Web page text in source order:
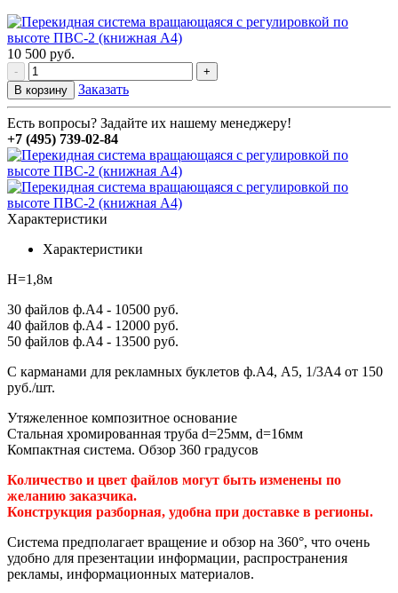
10 500 руб.
-
+
В корзину
Заказать
Есть вопросы? Задайте их нашему менеджеру!
+7 (495) 739-02-84
Характеристики
Характеристики
H=1,8м
30 файлов ф.А4 - 10500 руб.
40 файлов ф.А4 - 12000 руб.
50 файлов ф.А4 - 13500 руб.
С карманами для рекламных буклетов ф.А4, А5, 1/3А4 от 150
руб./шт.
Утяжеленное композитное основание
Стальная хромированная труба d=25мм, d=16мм
Компактная система. Обзор 360 градусов
Количество и цвет файлов могут быть изменены по
желанию заказчика.
Конструкция разборная, удобна при доставке в регионы.
Система предполагает вращение и обзор на 360°, что очень
удобно для презентации информации, распространения
рекламы, информационных материалов.